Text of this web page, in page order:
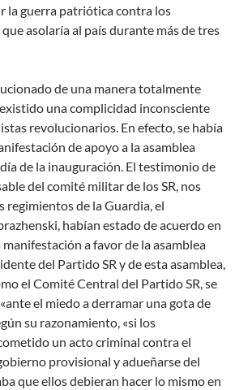
la guerra patriótica contra los
asolaría al país durante más de tres
de una manera totalmente
una complicidad inconsciente
revolucionarios. En efecto, se había
de apoyo a la asamblea
de la inauguración. El testimonio de
del comité militar de los SR, nos
regimientos de la Guardia, el
habían estado de acuerdo en
a favor de la asamblea
del Partido SR y de esta asamblea,
el Comité Central del Partido SR, se
el miedo a derramar una gota de
su razonamiento, «si los
un acto criminal contra el
provisional y adueñarse del
que ellos debieran hacer lo mismo en